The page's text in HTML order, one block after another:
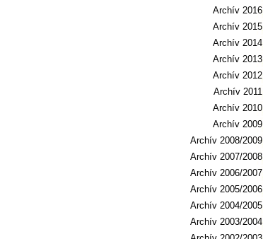
Archív 2016
Archív 2015
Archív 2014
Archív 2013
Archív 2012
Archív 2011
Archív 2010
Archív 2009
Archív 2008/2009
Archív 2007/2008
Archív 2006/2007
Archív 2005/2006
Archív 2004/2005
Archív 2003/2004